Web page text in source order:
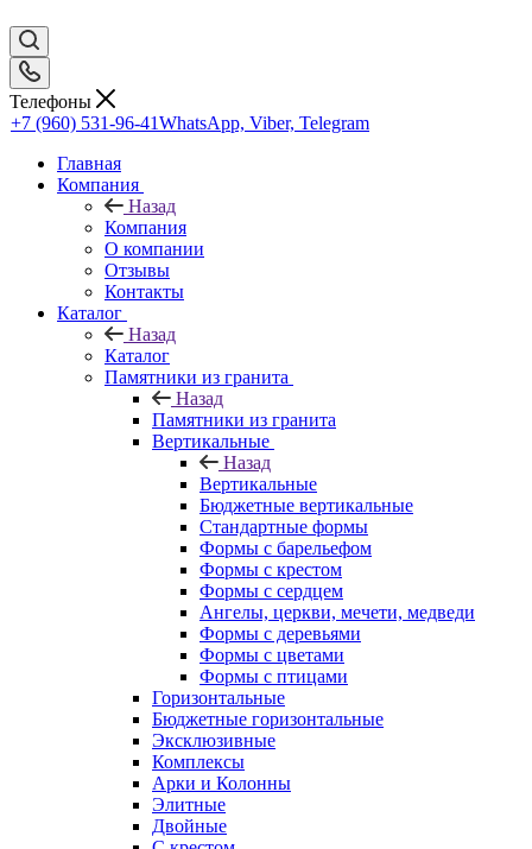
Телефоны
+7 (960) 531-96-41WhatsApp, Viber, Telegram
Главная
Компания
Назад
Компания
О компании
Отзывы
Контакты
Каталог
Назад
Каталог
Памятники из гранита
Назад
Памятники из гранита
Вертикальные
Назад
Вертикальные
Бюджетные вертикальные
Стандартные формы
Формы с барельефом
Формы с крестом
Формы с сердцем
Ангелы, церкви, мечети, медведи
Формы с деревьями
Формы с цветами
Формы с птицами
Горизонтальные
Бюджетные горизонтальные
Эксклюзивные
Комплексы
Арки и Колонны
Элитные
Двойные